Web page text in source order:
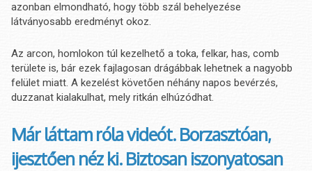
azonban elmondható, hogy több szál behelyezése
látványosabb eredményt okoz.
Az arcon, homlokon túl kezelhető a toka, felkar, has, comb
területe is, bár ezek fajlagosan drágábbak lehetnek a nagyobb
felület miatt. A kezelést követően néhány napos bevérzés,
duzzanat kialakulhat, mely ritkán elhúzódhat.
Már láttam róla videót. Borzasztóan,
ijesztően néz ki. Biztosan iszonyatosan